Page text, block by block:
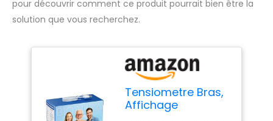
pour découvrir comment ce produit pourrait bien être la
solution que vous recherchez.
Tensiometre Bras,
Affichage